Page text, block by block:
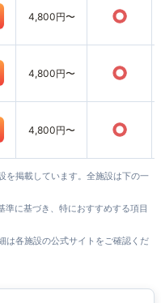
4,800円〜 ○
4,800円〜 ○
4,800円〜 ○
を掲載しています。全施設は下の一
に基づき、特におすすめする項目
は各施設の公式サイトをご確認くだ